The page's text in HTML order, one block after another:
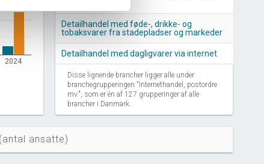
2024
Detailhandel med føde-, drikke- og
tobaksvarer fra stadepladser og markeder
Detailhandel med dagligvarer via internet
Disse lignende brancher ligger alle under
branchegrupperingen "Internethandel, postordre
mv.", som er én af 127 grupperinger af alle
brancher i Danmark.
ansatte)